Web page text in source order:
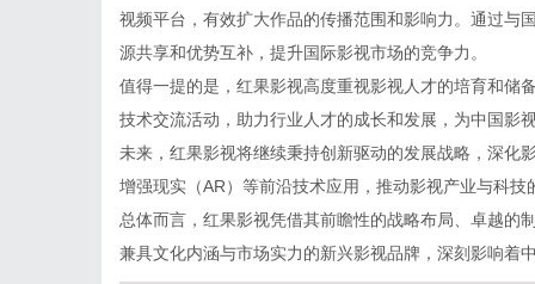
视频平台，有效扩大作品的传播范围和影响力。通过与
源共享和优势互补，提升国际影视市场的竞争力。
值得一提的是，红果影视高度重视影视人才的培育和储
技术交流活动，助力行业人才的成长和发展，为中国影
未来，红果影视将继续秉持创新驱动的发展战略，深化
增强现实（AR）等前沿技术应用，推动影视产业与科
总体而言，红果影视凭借其前瞻性的战略布局、卓越的
兼具文化内涵与市场实力的新兴影视品牌，深刻影响着